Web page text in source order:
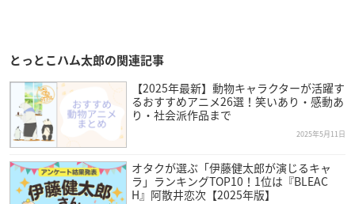
とっとこハム太郎の関連記事
【2025年最新】動物キャラクターが活躍す
るおすすめアニメ26選！笑いあり・感動あ
り・社会派作品まで
2025年5月11日
オタクが選ぶ「伊藤健太郎が演じるキャ
ラ」ランキングTOP10！1位は『BLEAC
H』阿散井恋次【2025年版】